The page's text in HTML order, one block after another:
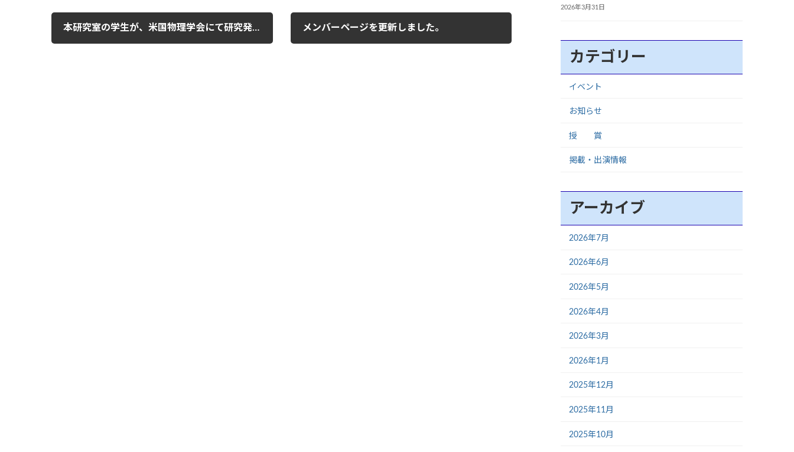
本研究室の学生が、米国物理学会にて研究発表を行いました。 メンバーページを更新しました。
2026年3月31日
カテゴリー
イベント
お知らせ
授 賞
掲載・出演情報
アーカイブ
2026年7月
2026年6月
2026年5月
2026年4月
2026年3月
2026年1月
2025年12月
2025年11月
2025年10月